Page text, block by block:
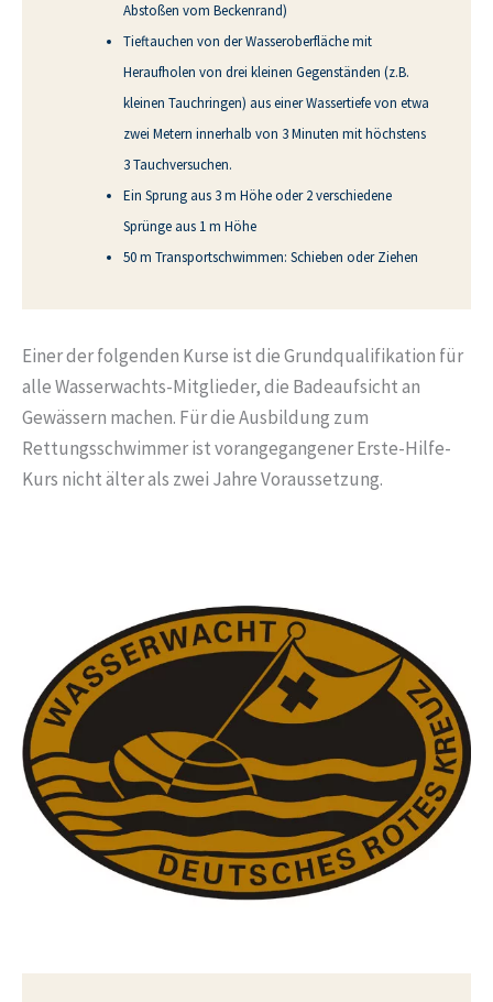
Abstoßen vom Beckenrand)
Tieftauchen von der Wasseroberfläche mit
Heraufholen von drei kleinen Gegenständen (z.B.
kleinen Tauchringen) aus einer Wassertiefe von etwa
zwei Metern innerhalb von 3 Minuten mit höchstens
3 Tauchversuchen.
Ein Sprung aus 3 m Höhe oder 2 verschiedene
Sprünge aus 1 m Höhe
50 m Transportschwimmen: Schieben oder Ziehen
Einer der folgenden Kurse ist die Grundqualifikation für
alle Wasserwachts-Mitglieder, die Badeaufsicht an
Gewässern machen. Für die Ausbildung zum
Rettungsschwimmer ist vorangegangener Erste-Hilfe-
Kurs nicht älter als zwei Jahre Voraussetzung.